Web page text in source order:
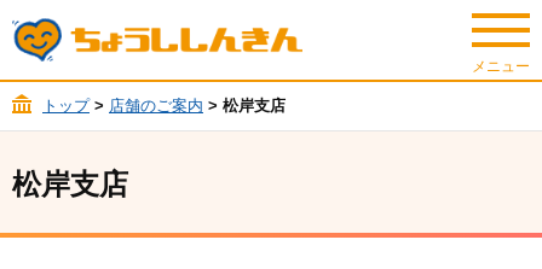
トップ> 店舗のご案内 > 松岸支店
松岸支店